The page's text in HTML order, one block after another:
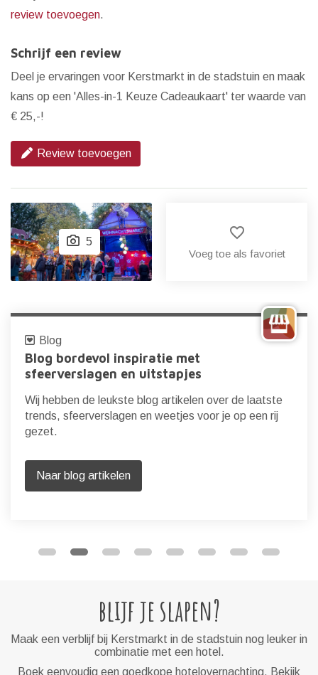
review toevoegen.
Schrijf een review
Deel je ervaringen voor Kerstmarkt in de stadstuin en maak
kans op een 'Alles-in-1 Keuze Cadeaukaart' ter waarde van
€ 25,-!
Review toevoegen
5
favorite_border
Voeg toe als favoriet
Blog
Blog bordevol inspiratie met
sfeerverslagen en uitstapjes
Wij hebben de leukste blog artikelen over de laatste
trends, sfeerverslagen en weetjes voor je op een rij
gezet.
Naar blog artikelen
blijf je slapen?
Maak een verblijf bij Kerstmarkt in de stadstuin nog leuker in
combinatie met een hotel.
Boek eenvoudig een goedkope hotelovernachting. Bekijk